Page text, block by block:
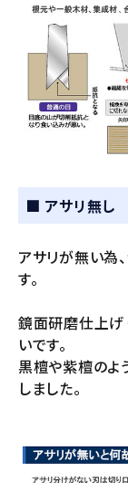
■ アサリ無し
アサリが無い為
す。
鏡面研磨仕上げ
いです。
黒檀や紫檀のよ
しました。